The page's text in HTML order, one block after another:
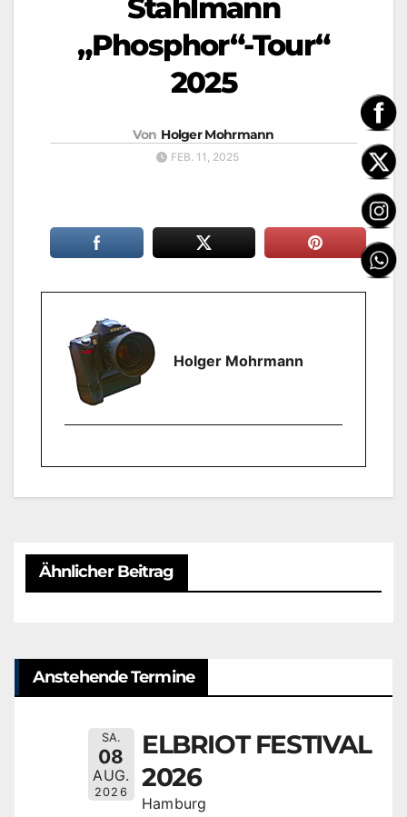
Stahlmann
„Phosphor“-Tour“
2025
Von Holger Mohrmann
FEB. 11, 2025
Holger Mohrmann
Ähnlicher Beitrag
Anstehende Termine
SA.
08
AUG.
2026
ELBRIOT FESTIVAL
2026
Hamburg